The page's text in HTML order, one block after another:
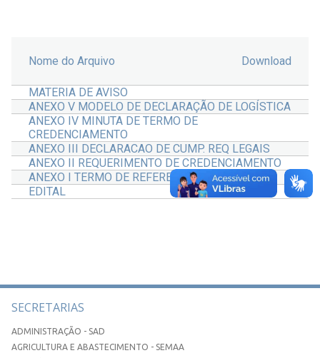
Nome do Arquivo Download
MATERIA DE AVISO
ANEXO V MODELO DE DECLARAÇÃO DE LOGÍSTICA
ANEXO IV MINUTA DE TERMO DE
CREDENCIAMENTO
ANEXO III DECLARACAO DE CUMP. REQ LEGAIS
ANEXO II REQUERIMENTO DE CREDENCIAMENTO
ANEXO I TERMO DE REFERENCIA
EDITAL
SECRETARIAS
ADMINISTRAÇÃO - SAD
AGRICULTURA E ABASTECIMENTO - SEMAA